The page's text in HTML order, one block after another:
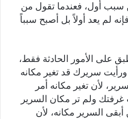
سبب أول، فعندما تقول من
لم يعد أولاً بل أصبح سبباً
على الأمور الحادثة فقط،
سريرك قد تغير مكانه
لأن تغير مكانه أمر
غرفتك ولم تر مكان السرير
السرير مكانه، لأن